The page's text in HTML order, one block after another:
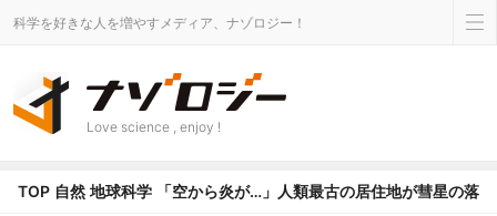
科学を好きな人を増やすメディア、ナゾロジー！
Love science , enjoy !
TOP 自然 地球科学 「空から炎が…」人類最古の居住地が彗星の落